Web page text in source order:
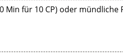
Min für 10 CP) oder mündliche